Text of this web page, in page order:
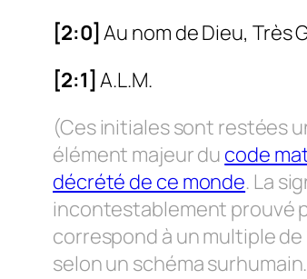
[2:0] Au nom de Dieu, Très
[2:1] A.L.M.
(Ces initiales sont restées
élément majeur du code
décrété de ce monde. La
incontestablement prouvé
correspond à un multiple
selon un schéma